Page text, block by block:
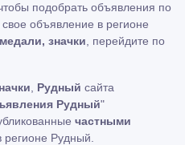
подобрать объявления по
объявление в регионе
значки , перейдите по
Рудный сайта
Рудный"
частными
регионе Рудный.